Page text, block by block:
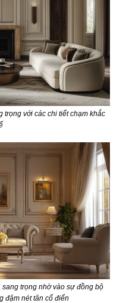
trọng với các chi tiết chạm khắc
trọng nhờ vào sự đồng bộ
đậm nét tân cổ điển